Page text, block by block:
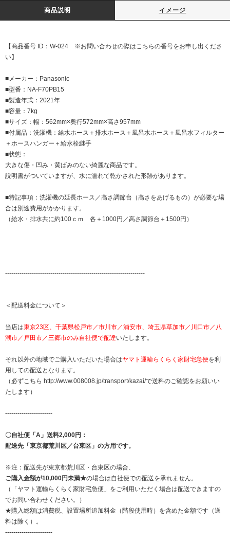
商品説明 イメージ
【商品番号 ID：W-024 ※お問い合わせの際はこちらの番号をお申し出くださ
い】
■メーカー：Panasonic
■型番：NA-F70PB15
■製造年式：2021年
■容量：7kg
■サイズ：幅：562mm×奥行572mm×高さ957mm
■付属品：洗濯機：給水ホース＋排水ホース＋風呂水ホース＋風呂水フィルター
＋ホースハンガー＋給水栓継手
■状態：
大きな傷・凹み・黄ばみのない綺麗な商品です。
説明書がついていますが、水に濡れて乾かされた形跡があります。
■特記事項：洗濯機の延長ホース／高さ調節台（高さをあげるもの）が必要な場
合は別途費用がかかります。
（給水・排水共に約100ｃｍ 各＋1000円／高さ調節台＋1500円）
--------------------------------------------------------------------
＜配送料金について＞
当店は東京23区、千葉県松戸市／市川市／浦安市、埼玉県草加市／川口市／八
潮市／戸田市／三郷市のみ自社便で配達いたします。
それ以外の地域でご購入いただいた場合はヤマト運輸らくらく家財宅急便を利
用しての配送となります。
（必ずこちら http://www.008008.jp/transport/kazai/で送料のご確認をお願いい
たします）
-----------------------
〇自社便「A」送料2,000円：
配送先「東京都荒川区／台東区」の方用です。
※注：配送先が東京都荒川区・台東区の場合、
ご購入金額が10,000円未満★の場合は自社便での配送を承れません。
（「ヤマト運輸らくらく家財宅急便」をご利用いただく場合は配送できますの
でお問い合わせください。）
★購入総額は消費税、設置場所追加料金（階段使用時）を含めた金額です（送
料は除く）。
-----------------------